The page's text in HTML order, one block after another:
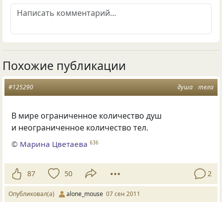
Похожие публикации
душа тела
#125290
В мире ограниченное количество душ
и неограниченное количество тел.
© Марина Цветаева 636
87 50 2
Опубликовал(а) alone_mouse 07 сен 2011